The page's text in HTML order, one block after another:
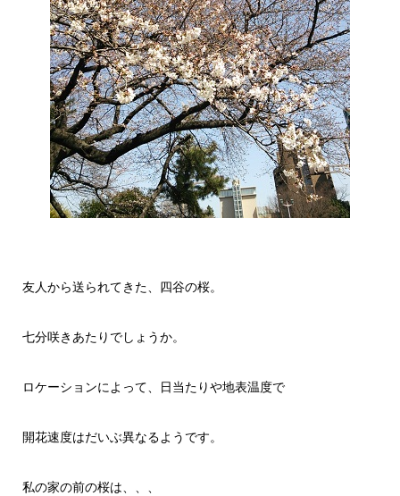
友人から送られてきた、四谷の桜。
七分咲きあたりでしょうか。
ロケーションによって、日当たりや地表温度で
開花速度はだいぶ異なるようです。
私の家の前の桜は、、、